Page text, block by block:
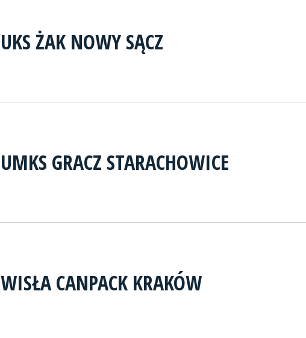
UKS ŻAK NOWY SĄCZ
UMKS GRACZ STARACHOWICE
WISŁA CANPACK KRAKÓW